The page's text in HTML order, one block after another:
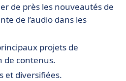
de près les nouveautés de
de l’audio dans les
projets de
de contenus.
et diversifiées.